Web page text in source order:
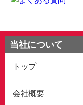
当社について
トップ
会社概要